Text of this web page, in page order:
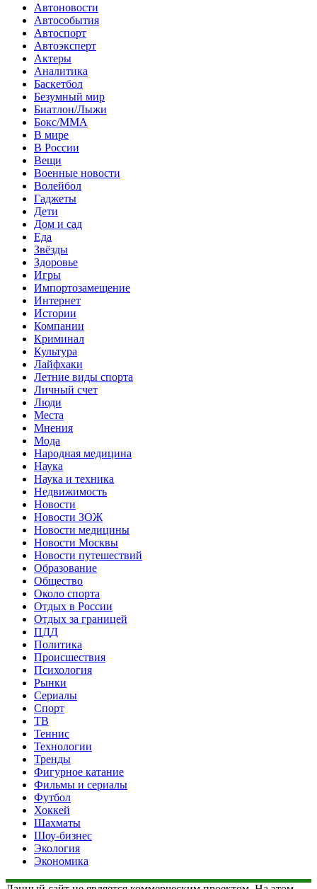
Автоновости
Автособытия
Автоспорт
Автоэксперт
Актеры
Аналитика
Баскетбол
Безумный мир
Биатлон/Лыжи
Бокс/MMA
В мире
В России
Вещи
Военные новости
Волейбол
Гаджеты
Дети
Дом и сад
Еда
Звёзды
Здоровье
Игры
Импортозамещение
Интернет
Истории
Компании
Криминал
Культура
Лайфхаки
Летние виды спорта
Личный счет
Люди
Места
Мнения
Мода
Народная медицина
Наука
Наука и техника
Недвижимость
Новости
Новости ЗОЖ
Новости медицины
Новости Москвы
Новости путешествий
Образование
Общество
Около спорта
Отдых в России
Отдых за границей
ПДД
Политика
Происшествия
Психология
Рынки
Сериалы
Спорт
ТВ
Теннис
Технологии
Тренды
Фигурное катание
Фильмы и сериалы
Футбол
Хоккей
Шахматы
Шоу-бизнес
Экология
Экономика